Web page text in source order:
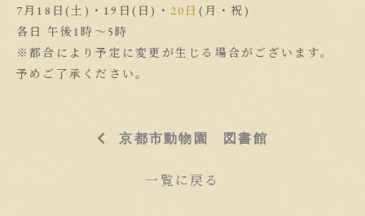
7月18日(土)・19日(日)・ 20日 (月・祝)
各日 午後1時〜5時
※都合により予定に変更が生じる場合がございます。
予めご了承ください。
京都市動物園 図書館
一覧に戻る